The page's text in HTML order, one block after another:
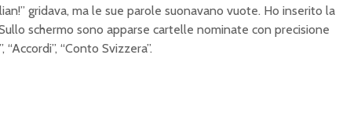
gridava, ma le sue parole suonavano vuote. Ho inserito la
schermo sono apparse cartelle nominate con precisione
“Conto Svizzera”.